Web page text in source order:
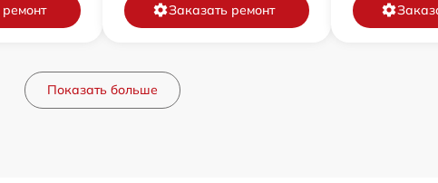
Заказать ремонт
Показать больше